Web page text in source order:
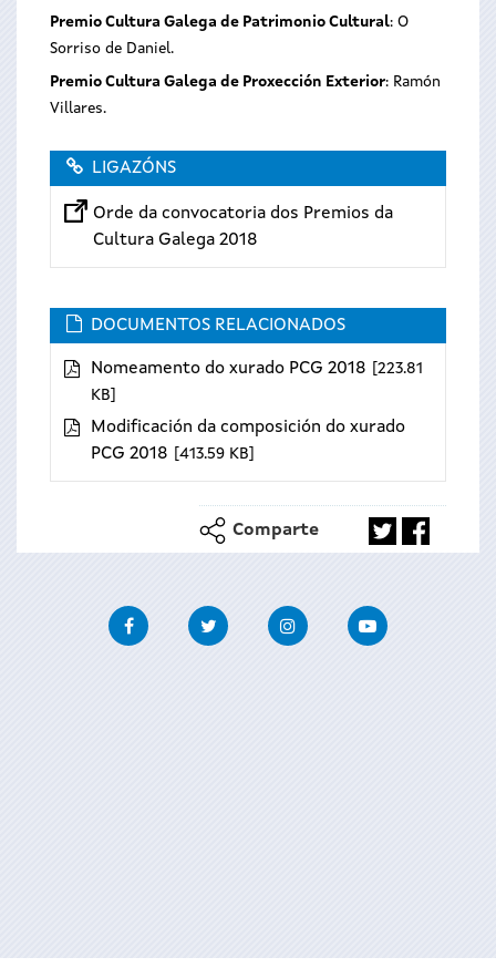
Premio Cultura Galega de Patrimonio Cultural: O
Sorriso de Daniel.
Premio Cultura Galega de Proxección Exterior: Ramón
Villares.
LIGAZÓNS
Orde da convocatoria dos Premios da
Cultura Galega 2018
DOCUMENTOS RELACIONADOS
Nomeamento do xurado PCG 2018
223.81
KB
Modificación da composición do xurado
PCG 2018
413.59 KB
Comparte
FacebookTwitter InstagramYoutube